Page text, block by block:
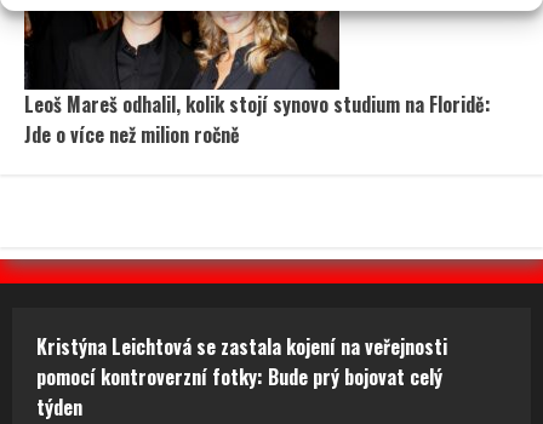
Leoš Mareš odhalil, kolik stojí synovo studium na Floridě:
Jde o více než milion ročně
Kristýna Leichtová se zastala kojení na veřejnosti
pomocí kontroverzní fotky: Bude prý bojovat celý
týden